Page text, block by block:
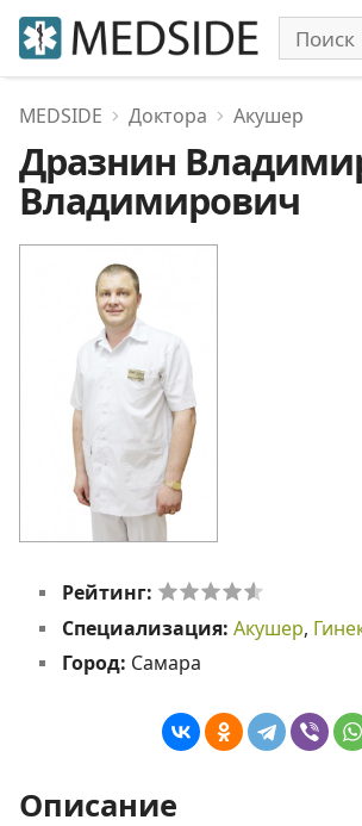
MEDSIDE Доктора Акушер
Дразнин
Владимирович
Рейтинг:
Специализация: Акушер,
Город: Самара
Описание